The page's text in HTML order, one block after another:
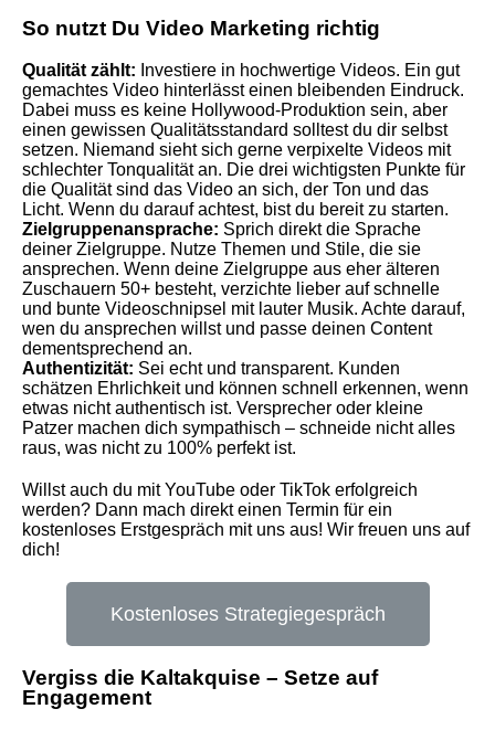
So nutzt Du Video Marketing richtig
Qualität zählt: Investiere in hochwertige Videos. Ein gut
gemachtes Video hinterlässt einen bleibenden Eindruck.
Dabei muss es keine Hollywood-Produktion sein, aber
einen gewissen Qualitätsstandard solltest du dir selbst
setzen. Niemand sieht sich gerne verpixelte Videos mit
schlechter Tonqualität an. Die drei wichtigsten Punkte für
die Qualität sind das Video an sich, der Ton und das
Licht. Wenn du darauf achtest, bist du bereit zu starten.
Zielgruppenansprache: Sprich direkt die Sprache
deiner Zielgruppe. Nutze Themen und Stile, die sie
ansprechen. Wenn deine Zielgruppe aus eher älteren
Zuschauern 50+ besteht, verzichte lieber auf schnelle
und bunte Videoschnipsel mit lauter Musik. Achte darauf,
wen du ansprechen willst und passe deinen Content
dementsprechend an.
Authentizität: Sei echt und transparent. Kunden
schätzen Ehrlichkeit und können schnell erkennen, wenn
etwas nicht authentisch ist. Versprecher oder kleine
Patzer machen dich sympathisch – schneide nicht alles
raus, was nicht zu 100% perfekt ist.
Kostenloses Strategiegespräch
Willst auch du mit YouTube oder TikTok erfolgreich
werden? Dann mach direkt einen Termin für ein
kostenloses Erstgespräch mit uns aus! Wir freuen uns auf
dich!
Vergiss die Kaltakquise – Setze auf
Engagement